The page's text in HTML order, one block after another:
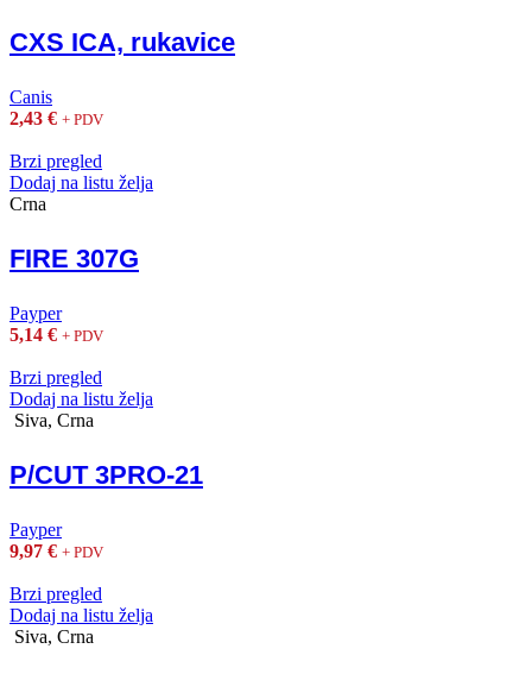
CXS ICA, rukavice
Canis
2,43 € + PDV
Brzi pregled
Dodaj na listu želja
Crna
FIRE 307G
Payper
5,14 € + PDV
Brzi pregled
Dodaj na listu želja
Siva, Crna
P/CUT 3PRO-21
Payper
9,97 € + PDV
Brzi pregled
Dodaj na listu želja
Siva, Crna